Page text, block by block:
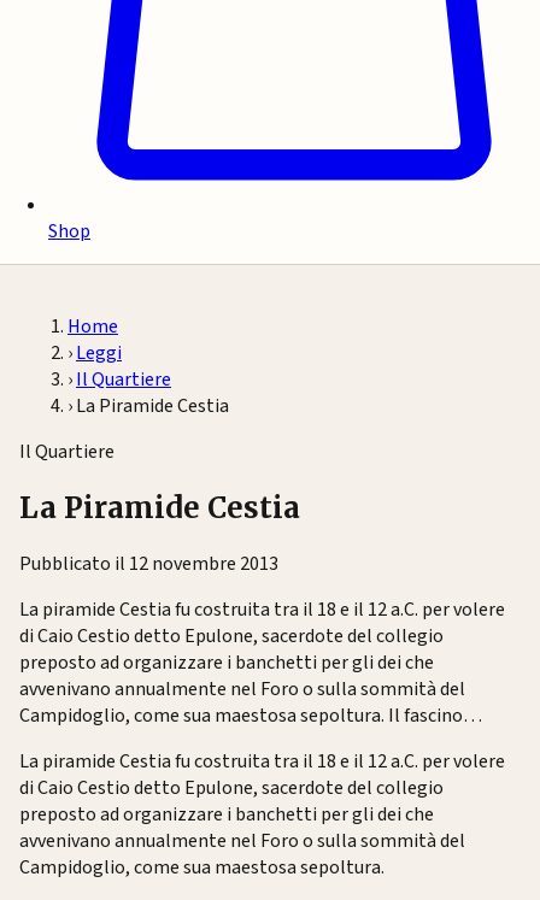
Shop
Home
›Leggi
›Il Quartiere
›La Piramide Cestia
Il Quartiere
La Piramide Cestia
Pubblicato il 12 novembre 2013
La piramide Cestia fu costruita tra il 18 e il 12 a.C. per volere
di Caio Cestio detto Epulone, sacerdote del collegio
preposto ad organizzare i banchetti per gli dei che
avvenivano annualmente nel Foro o sulla sommità del
Campidoglio, come sua maestosa sepoltura. Il fascino…
La piramide Cestia fu costruita tra il 18 e il 12 a.C. per volere
di Caio Cestio detto Epulone, sacerdote del collegio
preposto ad organizzare i banchetti per gli dei che
avvenivano annualmente nel Foro o sulla sommità del
Campidoglio, come sua maestosa sepoltura.